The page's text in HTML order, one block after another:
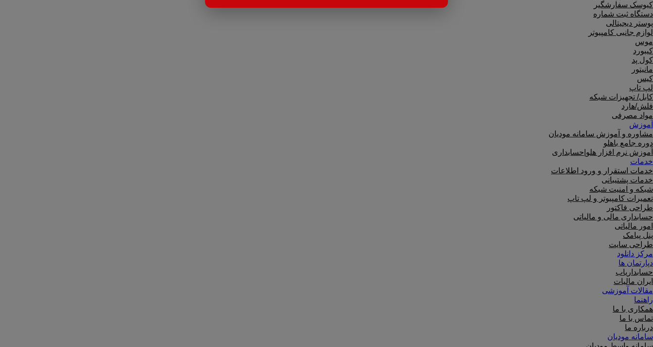
کیوسک سفارشگیر
دستگاه ثبت شماره
پوستر دیجیتالی
لوازم جانبی کامپیوتر
موس
کیبورد
کول پد
مانیتور
کیس
لپ تاپ
کابل/ تجهیزات شبکه
فلش/هارد
مواد مصرفی
آموزش
مشاوره و آموزش سامانه مودیان
دوره جامع باهلو
آموزش نرم افزار هلو|حسابداری
خدمات
خدمات استقرار و ورود اطلاعات
خدمات پشتیبانی
شبکه و امنیت شبکه
تعمیرات کامپیوتر و لپ تاپ
طراحی فاکتور
حسابداری مالی و مالیاتی
امور مالیاتی
پنل پیامک
طراحی سایت
مرکز دانلود
دپارتمان ها
حسابداریاب
ایران مالیات
مقالات آموزشی
راهنما
همکاری با ما
تماس با ما
درباره ما
سامانه مودیان